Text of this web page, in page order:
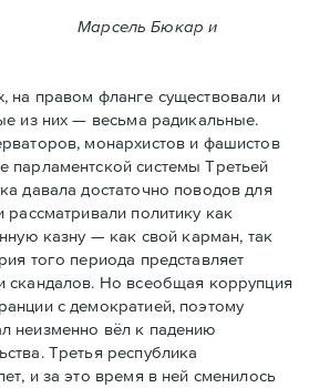
Марсель Бюкар и
на правом фланге существовали и
из них — весьма радикальные.
монархистов и фашистов
парламентской системы Третьей
давала достаточно поводов для
рассматривали политику как
казну — как свой карман, так
того периода представляет
скандалов. Но всеобщая коррупция
с демократией, поэтому
неизменно вёл к падению
Третья республика
и за это время в ней сменилось